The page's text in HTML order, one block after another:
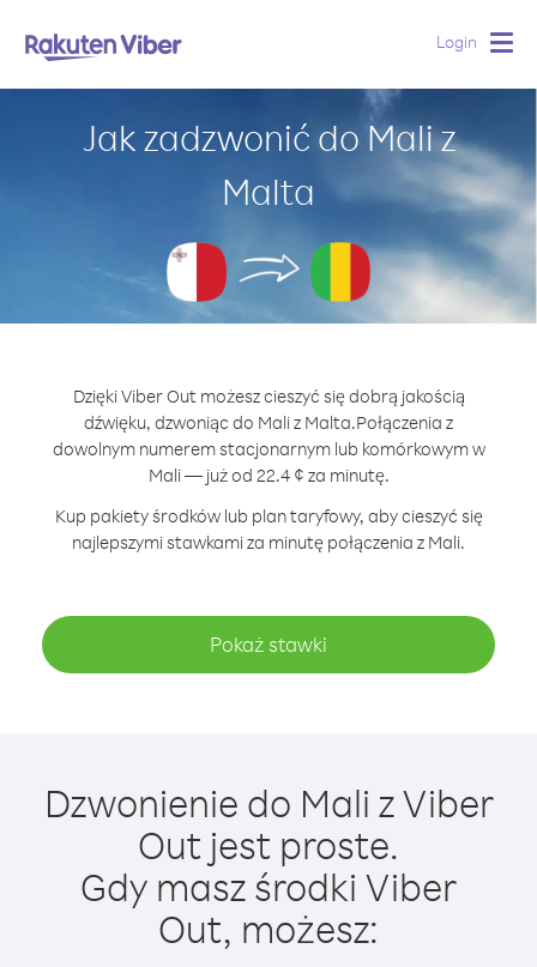
Login
Jak zadzwonić do Mali z
Malta
Dzięki Viber Out możesz cieszyć się dobrą jakością
dźwięku, dzwoniąc do Mali z Malta.Połączenia z
dowolnym numerem stacjonarnym lub komórkowym w
Mali — już od 22.4 ¢ za minutę.
Kup pakiety środków lub plan taryfowy, aby cieszyć się
najlepszymi stawkami za minutę połączenia z Mali.
Pokaż stawki
Dzwonienie do Mali z Viber
Out jest proste.
Gdy masz środki Viber
Out, możesz: